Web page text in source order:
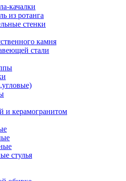
качалки
из ротанга
стенки
камня
стали
и керамогранитом
стулья